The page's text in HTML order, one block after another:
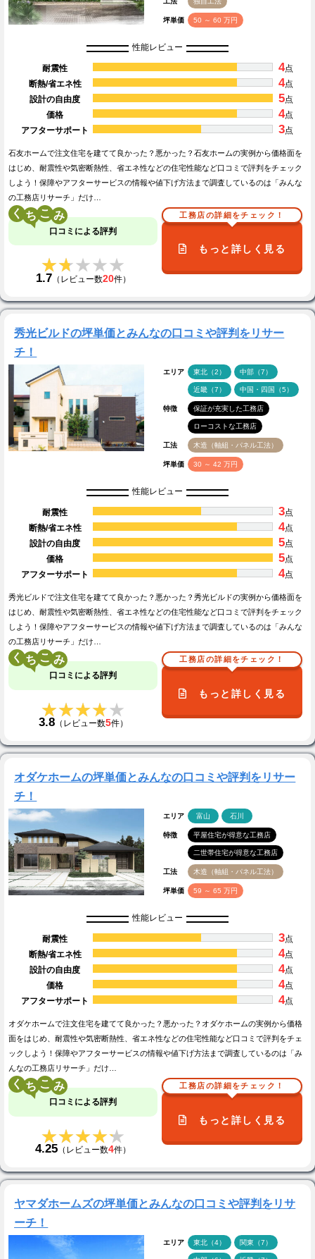
坪単価 50 ～ 60 万円
性能レビュー
耐震性 4点
断熱/省エネ性
4点
設計の自由度
5点
価格
4点
アフターサポート
3点
石友ホームで注文住宅を建てて良かった？悪かった？石友ホームの実例から価格面を
はじめ、耐震性や気密断熱性、省エネ性などの住宅性能など口コミで評判をチェック
しよう！保障やアフターサービスの情報や値下げ方法まで調査しているのは「みんな
の工務店リサーチ」だけ…
く こ
口コミによる評判
★★★★★
★★★★★
1.7（レビュー数20件）
工務店の詳細をチェック！
もっと詳しく見る
秀光ビルドの坪単価とみんなの口コミや評判をリサー
チ！
エリア 東北（2） 中部（7）
近畿（7） 中国・四国（5）
特徴 保証が充実した工務店
ローコストな工務店
工法 木造（軸組・パネル工法）
坪単価 30 ～ 42 万円
性能レビュー
耐震性 3点
断熱/省エネ性
4点
設計の自由度
5点
価格
5点
アフターサポート
4点
秀光ビルドで注文住宅を建てて良かった？悪かった？秀光ビルドの実例から価格面を
はじめ、耐震性や気密断熱性、省エネ性などの住宅性能など口コミで評判をチェック
しよう！保障やアフターサービスの情報や値下げ方法まで調査しているのは「みんな
の工務店リサーチ」だけ…
く こ
口コミによる評判
★★★★★
★★★★★
3.8（レビュー数5件）
工務店の詳細をチェック！
もっと詳しく見る
オダケホームの坪単価とみんなの口コミや評判をリサー
チ！
エリア 富山 石川
特徴 平屋住宅が得意な工務店
二世帯住宅が得意な工務店
工法 木造（軸組・パネル工法）
坪単価 59 ～ 65 万円
性能レビュー
耐震性 3点
断熱/省エネ性
4点
設計の自由度
4点
価格
4点
アフターサポート
4点
オダケホームで注文住宅を建てて良かった？悪かった？オダケホームの実例から価格
面をはじめ、耐震性や気密断熱性、省エネ性などの住宅性能など口コミで評判をチェ
ックしよう！保障やアフターサービスの情報や値下げ方法まで調査しているのは「み
んなの工務店リサーチ」だけ…
く こ
口コミによる評判
★★★★★
★★★★★
4.25 （レビュー数4件）
工務店の詳細をチェック！
もっと詳しく見る
ヤマダホームズの坪単価とみんなの口コミや評判をリサ
ーチ！
エリア 東北（4） 関東（7）